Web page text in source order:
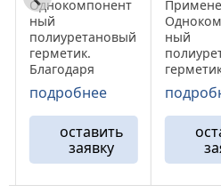
Применение
Однокомпонент
ный
полиуретановый
герметик.
Благодаря
высокому
сочетанию
прочности и
эластичности
Рабберфлекс
ПРО ПУ-25
подробнее
оставить
заявку
В
НА
(под
130 1560
600 мл
ный